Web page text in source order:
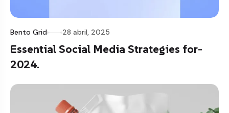
Bento Grid 28 abril, 2025
Essential Social Media Strategies for-
2024.